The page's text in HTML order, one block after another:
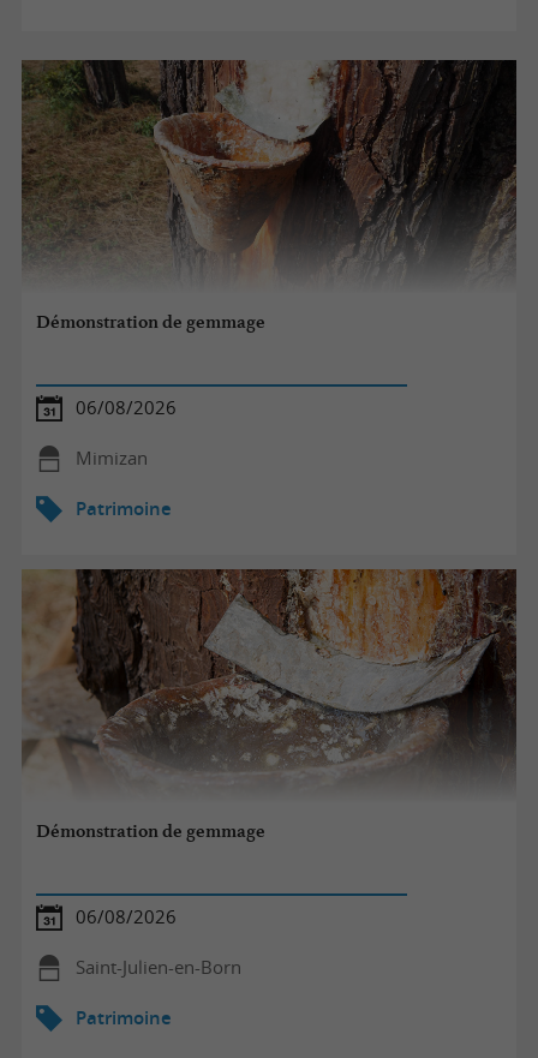
Démonstration de gemmage
06/08/2026
Mimizan
Patrimoine
Démonstration de gemmage
06/08/2026
Saint-Julien-en-Born
Patrimoine